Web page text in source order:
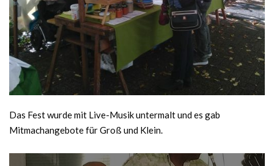
Das Fest wurde mit Live-Musik untermalt und es gab
Mitmachangebote für Groß und Klein.